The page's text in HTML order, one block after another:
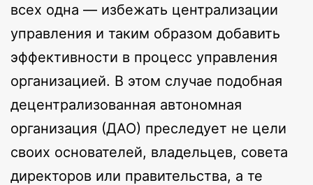
всех одна — избежать централизации
управления и таким образом добавить
эффективности в процесс управления
организацией. В этом случае подобная
децентрализованная автономная
организация (ДАО) преследует не цели
своих основателей, владельцев, совета
директоров или правительства, а те